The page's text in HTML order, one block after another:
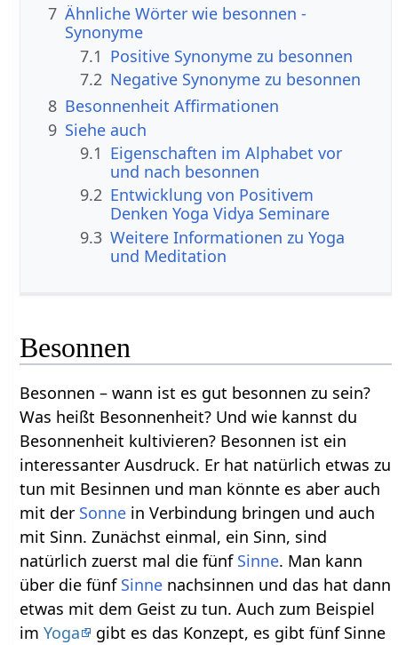
7 Ähnliche Wörter wie besonnen -
Synonyme
7.1 Positive Synonyme zu besonnen
7.2 Negative Synonyme zu besonnen
8 Besonnenheit Affirmationen
9 Siehe auch
9.1 Eigenschaften im Alphabet vor
und nach besonnen
9.2 Entwicklung von Positivem
Denken Yoga Vidya Seminare
9.3 Weitere Informationen zu Yoga
und Meditation
Besonnen
Besonnen – wann ist es gut besonnen zu sein?
Was heißt Besonnenheit? Und wie kannst du
Besonnenheit kultivieren? Besonnen ist ein
interessanter Ausdruck. Er hat natürlich etwas zu
tun mit Besinnen und man könnte es aber auch
mit der Sonne in Verbindung bringen und auch
mit Sinn. Zunächst einmal, ein Sinn, sind
natürlich zuerst mal die fünf Sinne. Man kann
über die fünf Sinne nachsinnen und das hat dann
etwas mit dem Geist zu tun. Auch zum Beispiel
imYoga
gibt es das Konzept, es gibt fünf Sinne